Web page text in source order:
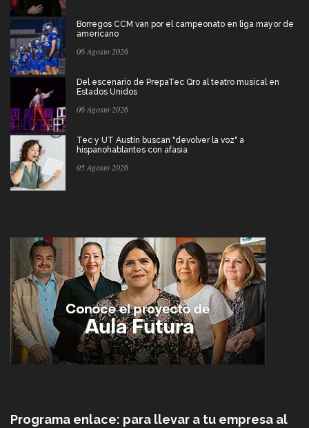
Borregos CCM van por el campeonato en liga mayor de
americano
06 Agosto 2026
Del escenario de PrepaTec Qro al teatro musical en
Estados Unidos
06 Agosto 2026
Tec y UT Austin buscan "devolver la voz" a
hispanohablantes con afasia
05 Agosto 2026
Programa enlace: para llevar a tu empresa al